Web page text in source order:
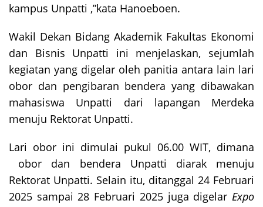
kampus Unpatti ,”kata Hanoeboen.
Wakil Dekan Bidang Akademik Fakultas Ekonomi
dan Bisnis Unpatti ini menjelaskan, sejumlah
kegiatan yang digelar oleh panitia antara lain lari
obor dan pengibaran bendera yang dibawakan
mahasiswa Unpatti dari lapangan Merdeka
menuju Rektorat Unpatti.
Lari obor ini dimulai pukul 06.00 WIT, dimana
obor dan bendera Unpatti diarak menuju
Rektorat Unpatti. Selain itu, ditanggal 24 Februari
2025 sampai 28 Februari 2025 juga digelar Expo